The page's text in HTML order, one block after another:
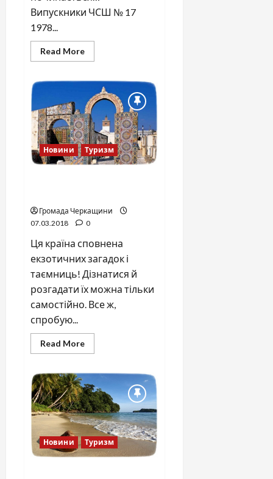
Випускники ЧСШ № 17
1978...
Read MoreRead
more
років
після
школи
..
Новини Туризм
Громада Черкащини
07.03.2018
0
Ця країна сповнена
екзотичних загадок і
таємниць! Дізнатися й
розгадати їх можна тільки
самостійно. Все ж,
спробую...
Read MoreRead
more
мені
подобається
в
Тунісі!
(початок)
Новини Туризм